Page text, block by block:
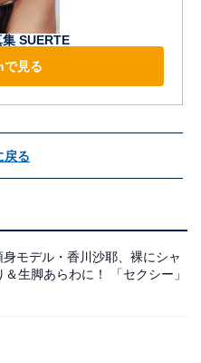
SUERTE
見る
戻る
身モデル・香川沙耶、裸にシャ
生脚あらわに！ 「セクシー」